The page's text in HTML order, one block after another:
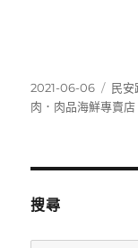
發
佈
2021-06-06
分
類
民安
肉．肉品海鮮專賣店
搜尋